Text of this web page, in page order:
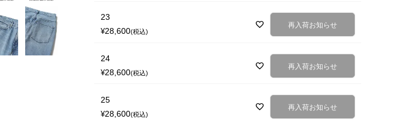
23
¥28,600 税込
再入荷お知らせ
24
¥28,600 税込
再入荷お知らせ
25
¥28,600 税込
再入荷お知らせ